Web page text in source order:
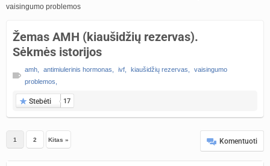
vaisingumo problemos
Žemas AMH (kiaušidžių rezervas).
Sėkmės istorijos
amh antimiulerinis hormonas ivf kiaušidžių rezervas
vaisingumo
problemos
Stebėti 17
1 2 Kitas » Komentuoti